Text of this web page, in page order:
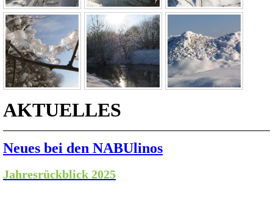
AKTUELLES
Neues bei den NABUlinos
Jahresrückblick 2025